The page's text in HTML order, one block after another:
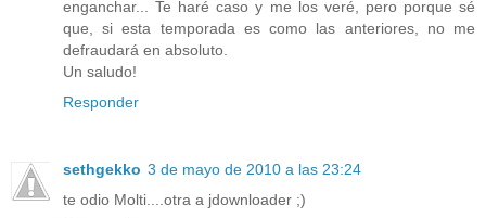
enganchar... Te haré caso y me los veré, pero porque sé
que, si esta temporada es como las anteriores, no me
defraudará en absoluto.
Un saludo!
Responder
sethgekko 3 de mayo de 2010 a las 23:24
te odio Molti....otra a jdownloader ;)